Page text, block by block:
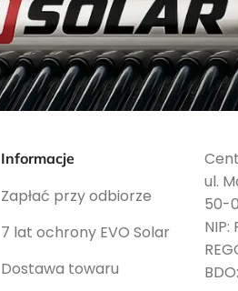
Informacje
Zapłać przy odbiorze
7 lat ochrony EVO Solar
Dostawa towaru
ul.
50-
NIP: